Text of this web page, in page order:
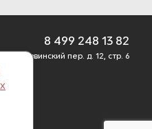
8 499 248 13 82
Б. Саввинский пер. д. 12, стр. 6